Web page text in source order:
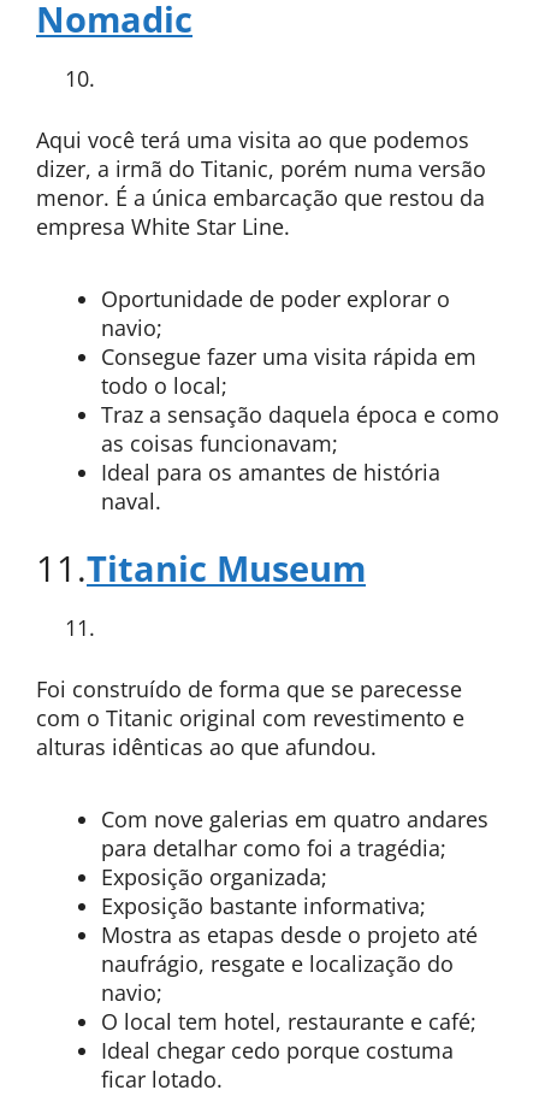
Nomadic
Aqui você terá uma visita ao que podemos
dizer, a irmã do Titanic, porém numa versão
menor. É a única embarcação que restou da
empresa White Star Line.
Oportunidade de poder explorar o
navio;
Consegue fazer uma visita rápida em
todo o local;
Traz a sensação daquela época e como
as coisas funcionavam;
Ideal para os amantes de história
naval.
11.Titanic Museum
Foi construído de forma que se parecesse
com o Titanic original com revestimento e
alturas idênticas ao que afundou.
Com nove galerias em quatro andares
para detalhar como foi a tragédia;
Exposição organizada;
Exposição bastante informativa;
Mostra as etapas desde o projeto até
naufrágio, resgate e localização do
navio;
O local tem hotel, restaurante e café;
Ideal chegar cedo porque costuma
ficar lotado.